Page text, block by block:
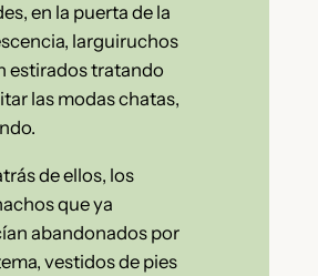
en la puerta de la
larguiruchos
estirados tratando
las modas chatas,
de ellos, los
que ya
abandonados por
vestidos de pies